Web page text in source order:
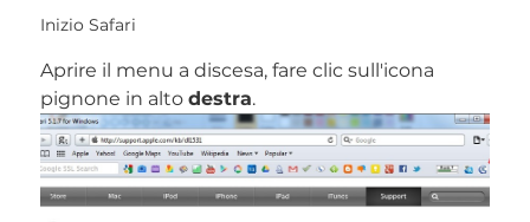
Inizio Safari
Aprire il menu a discesa, fare clic sull'icona
pignone in alto destra.